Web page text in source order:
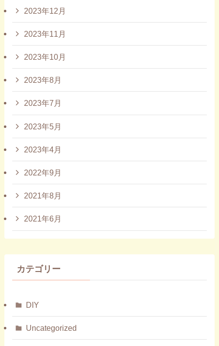
2023年12月
2023年11月
2023年10月
2023年8月
2023年7月
2023年5月
2023年4月
2022年9月
2021年8月
2021年6月
カテゴリー
DIY
Uncategorized